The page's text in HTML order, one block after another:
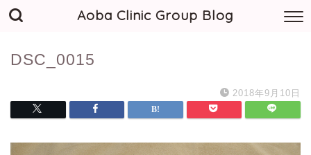
Aoba Clinic Group Blog
DSC_0015
2018年9月10日